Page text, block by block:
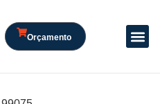
Orçamento